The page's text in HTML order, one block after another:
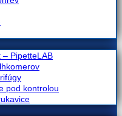
– PipetteLAB
pod kontrolou